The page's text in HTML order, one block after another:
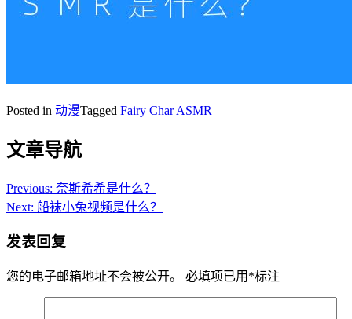
Posted in 动漫Tagged Fairy Char ASMR
文章导航
Previous: 奈斯希希是什么？
Next: 船袜小兔视频是什么？
发表回复
您的电子邮箱地址不会被公开。 必填项已用 *标注